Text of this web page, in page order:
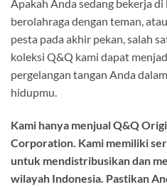
Apakah Anda sedang bekerja
berolahraga dengan teman,
pesta pada akhir pekan, salah
koleksi Q&Q kami dapat
pergelangan tangan Anda
hidupmu.
Kami hanya menjual Q&Q
Corporation. Kami memiliki
untuk mendistribusikan dan
wilayah Indonesia. Pastikan